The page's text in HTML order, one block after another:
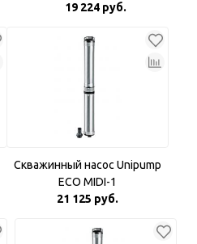
19 224 руб.
Скважинный насос Unipump
ECO MIDI-1
21 125 руб.